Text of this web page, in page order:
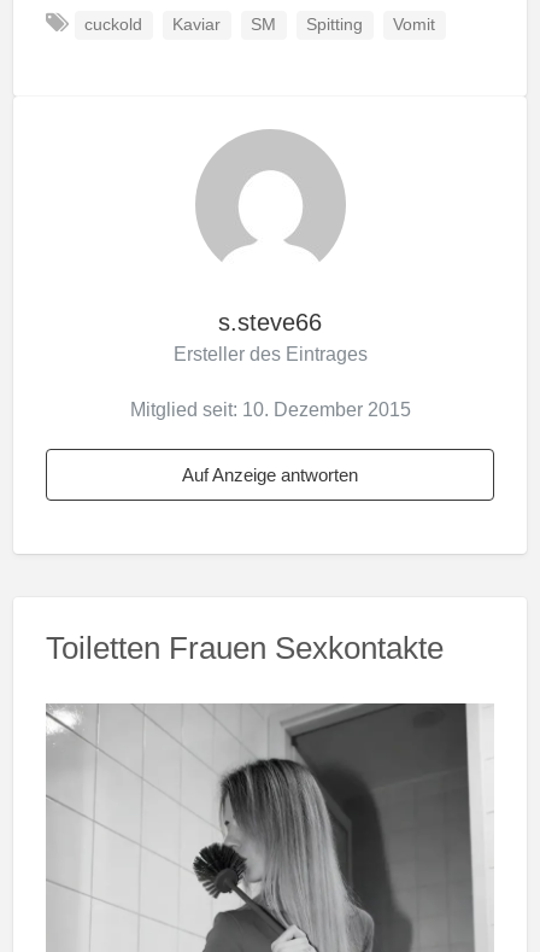
cuckold Kaviar SM Spitting Vomit
s.steve66
Ersteller des Eintrages
Mitglied seit: 10. Dezember 2015
Auf Anzeige antworten
Toiletten Frauen Sexkontakte